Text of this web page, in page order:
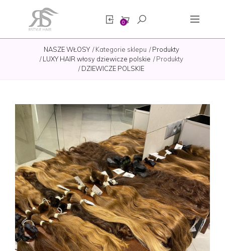
0
NASZE WŁOSY Kategorie sklepu
Produkty
LUXY HAIR włosy dziewicze polskie
Produkty
DZIEWICZE POLSKIE